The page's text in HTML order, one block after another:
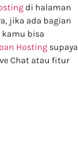
di halaman
jika ada bagian
bisa
Hosting supaya
Chat atau fitur